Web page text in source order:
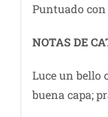
Puntuado con
NOTAS DE C
Luce un bello
buena capa;